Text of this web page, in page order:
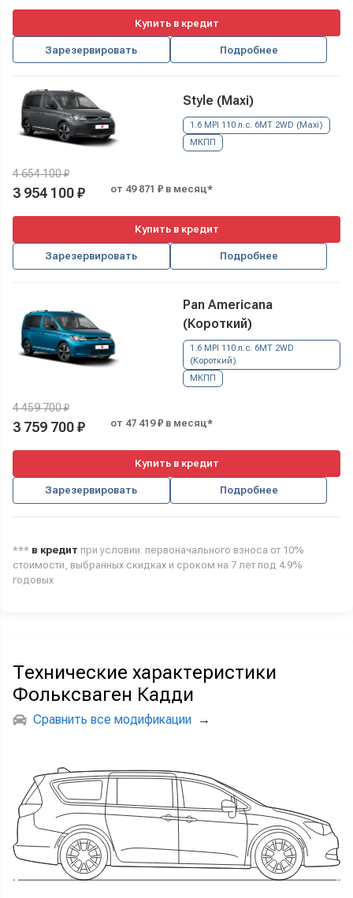
Купить в кредит
Зарезервировать Подробнее
Style (Maxi)
1.6 MPI 110 л.с. 6MT 2WD (Maxi)
МКПП
4 654 100 ₽
3 954 100 ₽ от 49 871 ₽ в месяц*
Купить в кредит
Зарезервировать Подробнее
Pan Americana
(Короткий)
1.6 MPI 110 л.с. 6MT 2WD
(Короткий)
МКПП
4 459 700 ₽
3 759 700 ₽ от 47 419 ₽ в месяц*
Купить в кредит
Зарезервировать Подробнее
*** в кредит при условии: первоначального взноса от 10%
стоимости, выбранных скидках и сроком на 7 лет под 4.9%
годовых
Технические характеристики
Фольксваген Кадди
Сравнить все модификации →